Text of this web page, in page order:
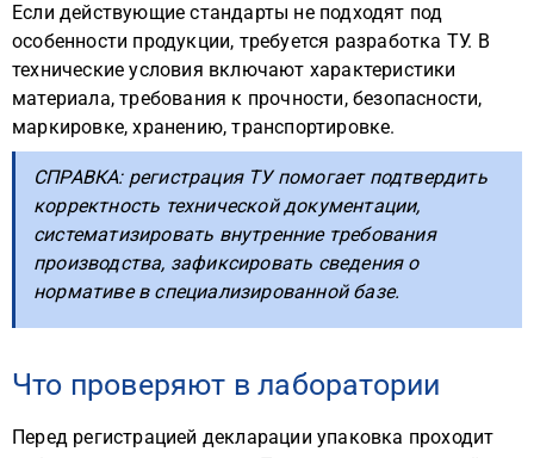
Если действующие стандарты не подходят под
особенности продукции, требуется разработка ТУ. В
технические условия включают характеристики
материала, требования к прочности, безопасности,
маркировке, хранению, транспортировке.
СПРАВКА: регистрация ТУ помогает подтвердить
корректность технической документации,
систематизировать внутренние требования
производства, зафиксировать сведения о
нормативе в специализированной базе.
Что проверяют в лаборатории
Перед регистрацией декларации упаковка проходит